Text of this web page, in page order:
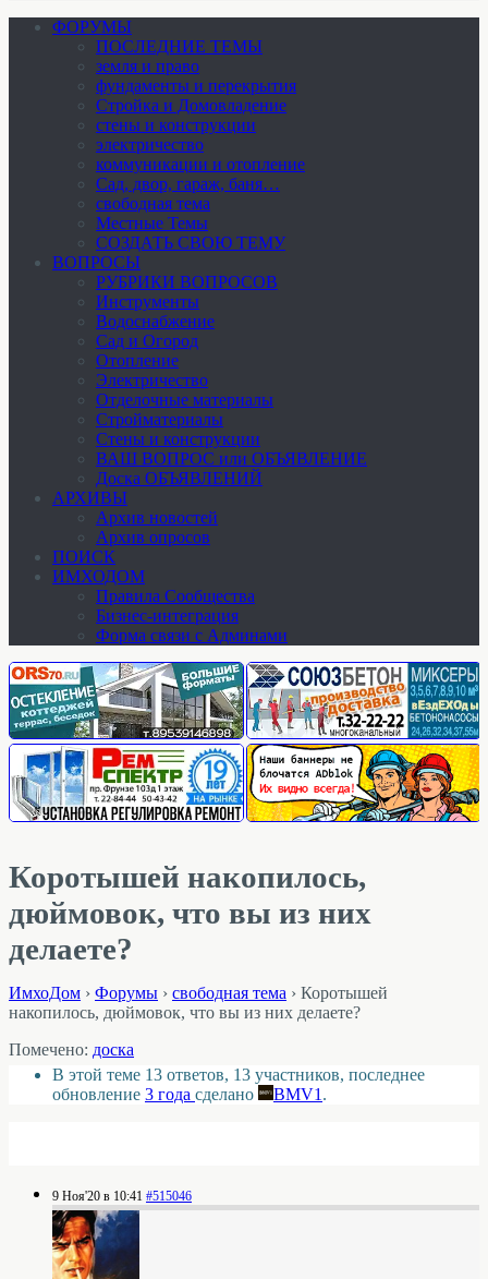
ФОРУМЫ
ПОСЛЕДНИЕ ТЕМЫ
земля и право
фундаменты и перекрытия
Стройка и Домовладение
стены и конструкции
электричество
коммуникации и отопление
Cад, двор, гараж, баня…
свободная тема
Местные Темы
СОЗДАТЬ СВОЮ ТЕМУ
ВОПРОСЫ
РУБРИКИ ВОПРОСОВ
Инструменты
Водоснабжение
Сад и Огород
Отопление
Электричество
Отделочные материалы
Стройматериалы
Стены и конструкции
ВАШ ВОПРОС или ОБЪЯВЛЕНИЕ
Доска ОБЪЯВЛЕНИЙ
АРХИВЫ
Архив новостей
Архив опросов
ПОИСК
ИМХОДОМ
Правила Сообщества
Бизнес-интеграция
Форма связи с Админами
Коротышей накопилось,
дюймовок, что вы из них
делаете?
ИмхоДом › Форумы › свободная тема › Коротышей
накопилось, дюймовок, что вы из них делаете?
Помечено: доска
В этой теме 13 ответов, 13 участников, последнее
обновление 3 года сделано BMV1 .
9 Ноя'20 в 10:41 #515046